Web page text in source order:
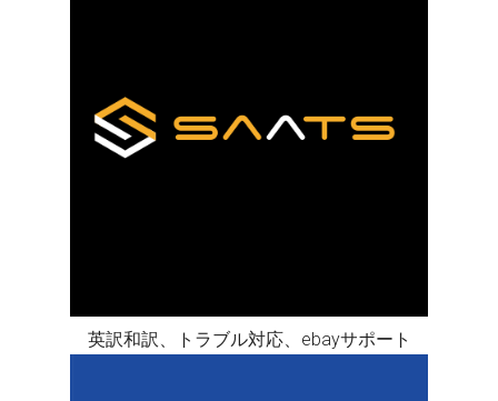
英訳和訳、トラブル対応、ebayサポート